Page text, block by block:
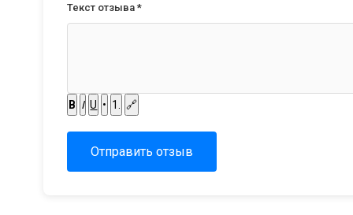
Текст отзыва *
B I U • 1. 🔗
Отправить отзыв